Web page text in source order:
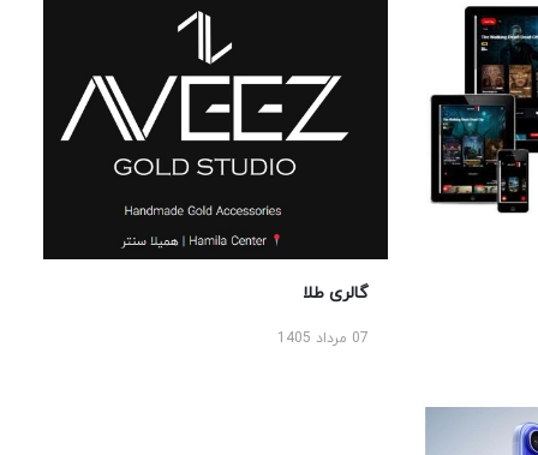
گالری طلا
07 مرداد 1405